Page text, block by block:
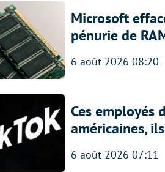
Microsoft
pénurie de
6 août 2026 08:20
Ces employés
américaines,
6 août 2026 07:11